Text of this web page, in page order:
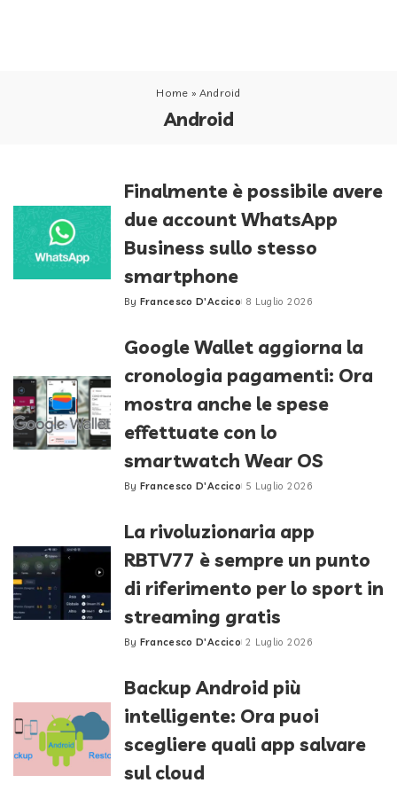
Home » Android
Android
Finalmente è possibile avere
due account WhatsApp
Business sullo stesso
smartphone
Posted
By Francesco D'Accico 8 Luglio 2026
Google Wallet aggiorna la
cronologia pagamenti: Ora
mostra anche le spese
effettuate con lo
smartwatch Wear OS
Posted
By Francesco D'Accico 5 Luglio 2026
La rivoluzionaria app
RBTV77 è sempre un punto
di riferimento per lo sport in
streaming gratis
Posted
By Francesco D'Accico 2 Luglio 2026
Backup Android più
intelligente: Ora puoi
scegliere quali app salvare
sul cloud